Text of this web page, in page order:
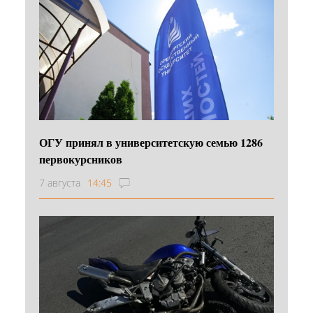
ОГУ принял в университетскую семью 1286
первокурсников
7 августа 14:45